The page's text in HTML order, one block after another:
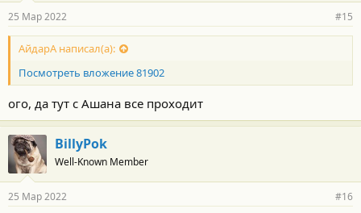
заранее?
- похоже у дилера до сих пор старые цены?
- если ничего не получится, какие аналоги масла и фильтра
смотреть?
25 Мар 2022 #15
АйдарА написал(а):
Посмотреть вложение 81902
ого, да тут с Ашана все проходит
BillyPok
Well-Known Member
25 Мар 2022 #16